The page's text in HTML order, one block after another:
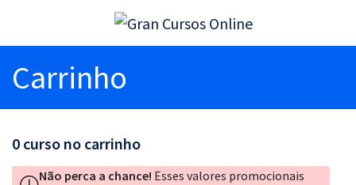
Carrinho
0 curso no carrinho
Não perca a chance! Esses valores promocionais